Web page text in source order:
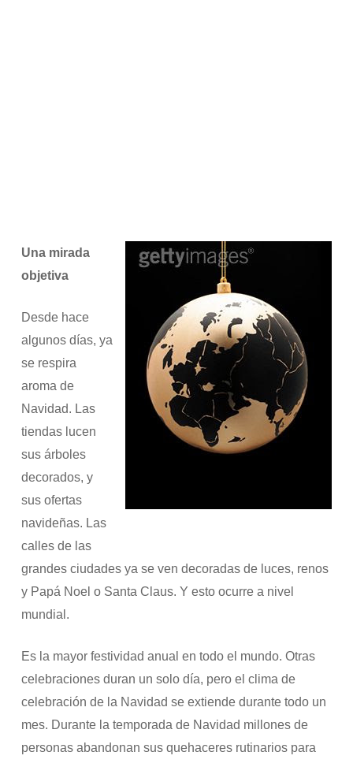
Una mirada
objetiva
Desde hace
algunos días, ya
se respira
aroma de
Navidad. Las
tiendas lucen
sus árboles
decorados, y
sus ofertas
navideñas. Las
calles de las
grandes ciudades ya se ven decoradas de luces, renos
y Papá Noel o Santa Claus. Y esto ocurre a nivel
mundial.
Es la mayor festividad anual en todo el mundo. Otras
celebraciones duran un solo día, pero el clima de
celebración de la Navidad se extiende durante todo un
mes. Durante la temporada de Navidad millones de
personas abandonan sus quehaceres rutinarios para